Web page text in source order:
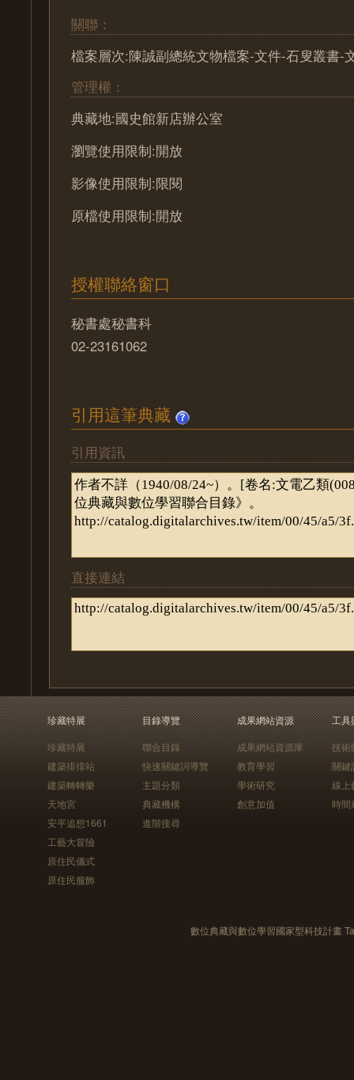
關聯：
檔案層次:陳誠副總統文物檔案-文件-石叟叢書-
管理權：
典藏地:國史館新店辦公室
瀏覽使用限制:開放
影像使用限制:限閱
原檔使用限制:開放
授權聯絡窗口
秘書處秘書科
02-23161062
引用這筆典藏
引用資訊
直接連結
珍藏特展
珍藏特展
建築排排站
建築轉轉樂
天地宮
安平追想1661
工藝大冒險
原住民儀式
原住民服飾
目錄導覽
聯合目錄
快速關鍵詞導覽
主題分類
典藏機構
進階搜尋
成果網站資源
成果網站資源庫
教育學習
學術研究
創意加值
工具
技術
關鍵
線上
時間
數位典藏與數位學習國家型科技計畫